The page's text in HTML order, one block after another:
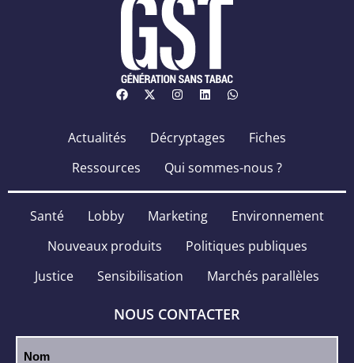
Actualités Décryptages
Fiches
Ressources
Qui sommes-nous ?
Santé Lobby Marketing
Environnement
Nouveaux produits
Politiques publiques
Justice
Sensibilisation Marchés parallèles
NOUS CONTACTER